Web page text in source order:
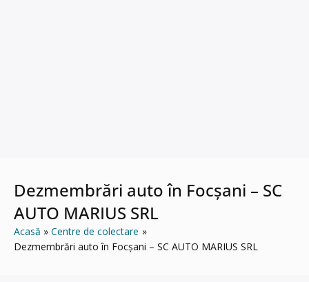
Dezmembrări auto în Focșani – SC
AUTO MARIUS SRL
Acasă
Centre de colectare
Dezmembrări auto în Focșani – SC AUTO MARIUS SRL